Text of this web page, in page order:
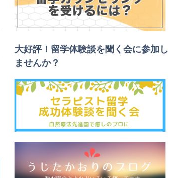
大好評！留学体験談を聞く会に参加し
ませんか？